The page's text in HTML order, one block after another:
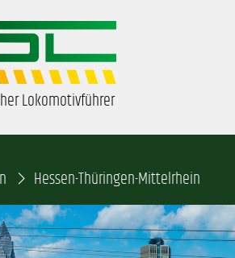
Lokomotivführer
Hessen-Thüringen-Mittelrhein